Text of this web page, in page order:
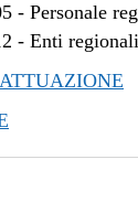
-Personale
-Enti